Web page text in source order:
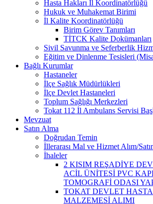
Hasta Hakları İl Koordinatörlüğü
Hukuk ve Muhakemat Birimi
İl Kalite Koordinatörlüğü
Birim Görev Tanımları
TİTCK Kalite Dokümanları
Sivil Savunma ve Seferberlik
Eğitim ve Dinlenme Tesisleri
Bağlı Kurumlar
Hastaneler
İlçe Sağlık Müdürlükleri
İlçe Devlet Hastaneleri
Toplum Sağlığı Merkezleri
Tokat 112 İl Ambulans Servisi
Mevzuat
Satın Alma
Doğrudan Temin
İllerarası Mal ve Hizmet Alım/
İhaleler
2 KISIM REŞADİYE
ACİL ÜNİTESİ PVC
TOMOGRAFİ ODASI
TOKAT DEVLET
MALZEMESİ ALIMI